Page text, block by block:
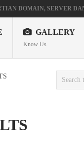
DOMAIN, SERVER
GALLERY
Know Us